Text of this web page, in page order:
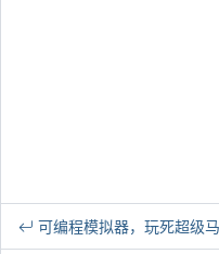
可编程模拟器，玩死超级